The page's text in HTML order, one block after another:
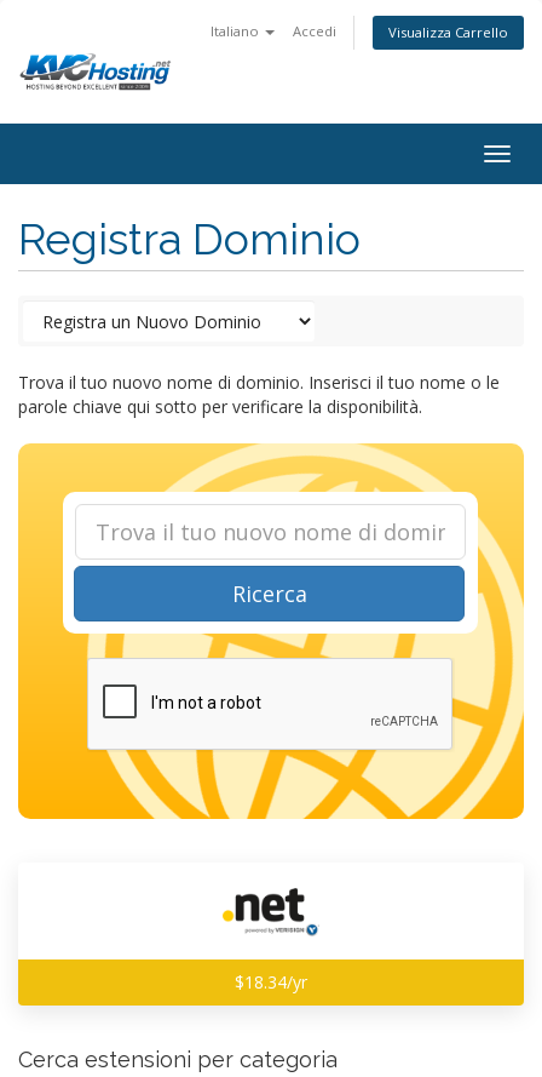
Italiano Accedi Visualizza Carrello
Registra Dominio
Trova il tuo nuovo nome di dominio. Inserisci il tuo nome o le
parole chiave qui sotto per verificare la disponibilità.
Ricerca
$18.34/yr
Cerca estensioni per categoria